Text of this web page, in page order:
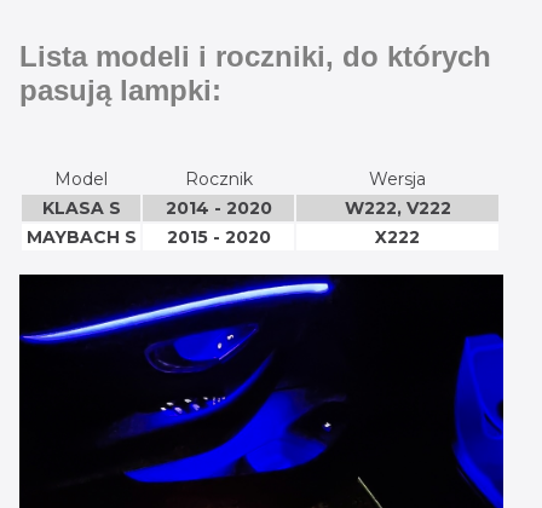
Lista modeli i roczniki, do których
pasują lampki:
Model Rocznik
Wersja
KLASA S
2014 - 2020
W222, V222
MAYBACH S
2015 - 2020 X222